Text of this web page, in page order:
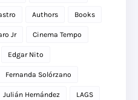
Authors Books
Jr Cinema Tempo
Edgar Nito
Fernanda Solórzano
Julián Hernández LAGS